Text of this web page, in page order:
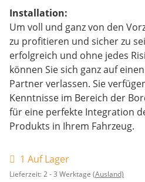
Installation:
Um voll und ganz von den
zu profitieren und sicher zu
erfolgreich und ohne jedes
können Sie sich ganz auf
Partner verlassen. Sie
Kenntnisse im Bereich der
für eine perfekte Integration
Produkts in Ihrem Fahrzeug.
1 Auf Lager
Lieferzeit:2 - 3 Werktage (Ausland)